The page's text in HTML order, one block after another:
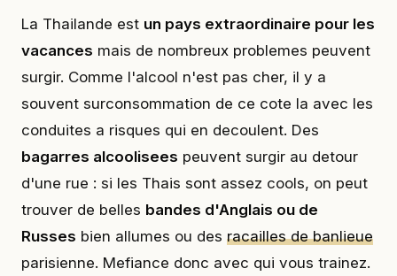
La Thailande est un pays extraordinaire pour les
vacances mais de nombreux problemes peuvent
surgir. Comme l'alcool n'est pas cher, il y a
souvent surconsommation de ce cote la avec les
conduites a risques qui en decoulent. Des
bagarres alcoolisees peuvent surgir au detour
d'une rue : si les Thais sont assez cools, on peut
trouver de belles bandes d'Anglais ou de
Russes bien allumes ou des racailles de banlieue
parisienne. Mefiance donc avec qui vous trainez.